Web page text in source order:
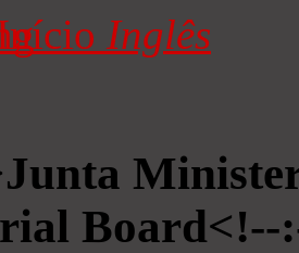
Inglês
Board<!--